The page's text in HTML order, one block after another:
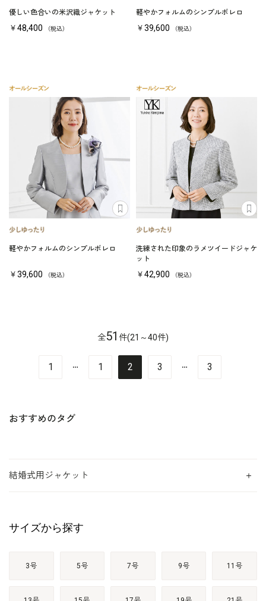
優しい色合いの米沢織ジャケット
￥48,400 （税込）
軽やかフォルムのシンプルボレロ
￥39,600 （税込）
軽やかフォルムのシンプルボレロ
￥39,600 （税込）
洗練された印象のラメツイードジャケ
ット
￥42,900 （税込）
全51 件(21～40件)
1 1 2 3 3
おすすめのタグ
結婚式用ジャケット
サイズから探す
3号 5号 7号 9号 11号